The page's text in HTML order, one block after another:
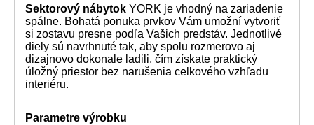
Sektorový nábytok YORK je vhodný na zariadenie
spálne. Bohatá ponuka prvkov Vám umožní vytvoriť
si zostavu presne podľa Vašich predstáv. Jednotlivé
diely sú navrhnuté tak, aby spolu rozmerovo aj
dizajnovo dokonale ladili, čím získate praktický
úložný priestor bez narušenia celkového vzhľadu
interiéru.
Parametre výrobku